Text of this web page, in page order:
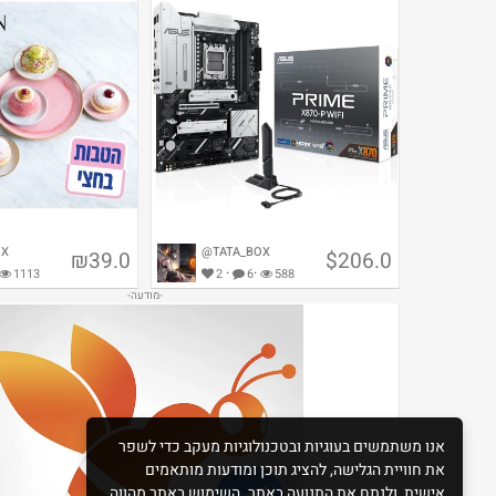
ASUS Prime X870-P WiFi AMD
AM5 X870
$206.0
@TATA_BOX
2 · 6· 588
6 סופגניות רולדין (מנוי פיס)
₪39.0
1113
אנו משתמשים בעוגיות ובטכנולוגיות מעקב כדי לשפר
את חוויית הגלישה, להציג תוכן ומודעות מותאמים